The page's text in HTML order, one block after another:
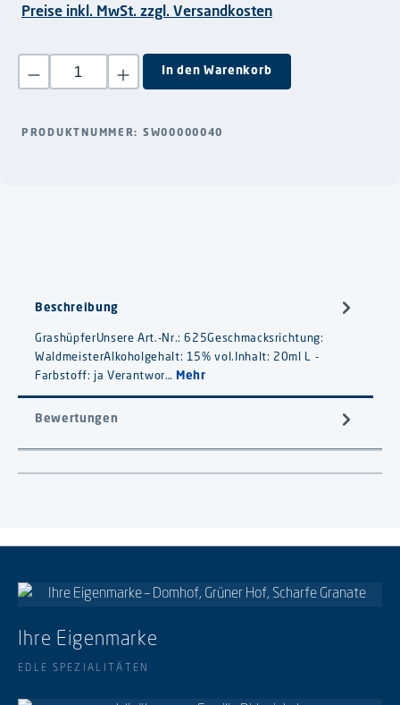
Preise inkl. MwSt. zzgl. Versandkosten
Produkt Anzahl: Gib den gewünschten Wert ein oder benutze
In den Warenkorb
PRODUKTNUMMER: SW00000040
Beschreibung
GrashüpferUnsere Art.-Nr.: 625Geschmacksrichtung:
WaldmeisterAlkoholgehalt: 15% vol.Inhalt: 20ml L -
Farbstoff: ja Verantwor… Mehr
Bewertungen
Ihre Eigenmarke
EDLE SPEZIALITÄTEN